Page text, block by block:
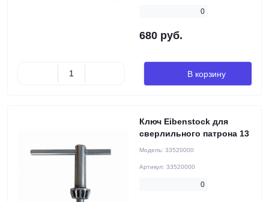
0
680 руб.
В корзину
Ключ Eibenstock для
сверлильного патрона 13
Модель: 33520000
Артикул: 33520000
0